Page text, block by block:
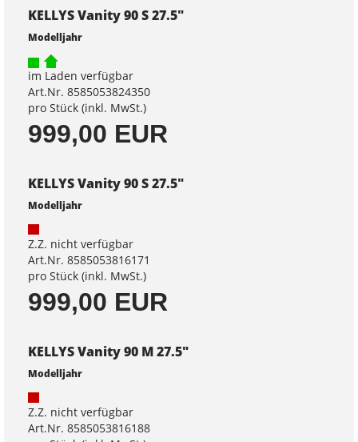
KELLYS Vanity 90 S 27.5"
Modelljahr
im Laden verfügbar
Art.Nr. 8585053824350
pro Stück (inkl. MwSt.)
999,00 EUR
KELLYS Vanity 90 S 27.5"
Modelljahr
Z.Z. nicht verfügbar
Art.Nr. 8585053816171
pro Stück (inkl. MwSt.)
999,00 EUR
KELLYS Vanity 90 M 27.5"
Modelljahr
Z.Z. nicht verfügbar
Art.Nr. 8585053816188